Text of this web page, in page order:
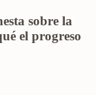
sobre la
el progreso